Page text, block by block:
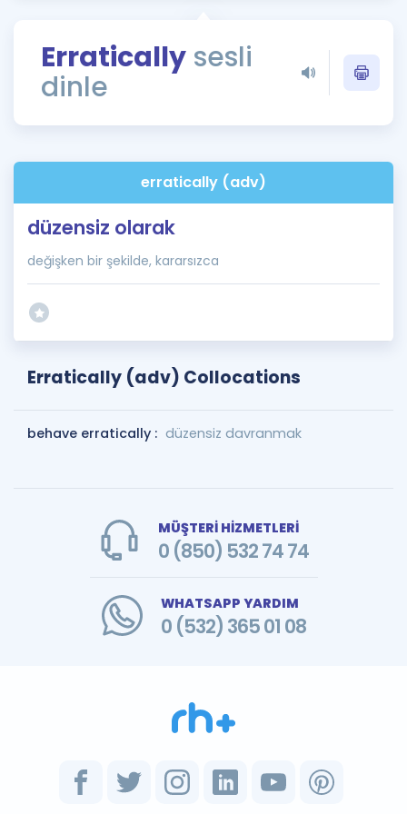
Rehberlik Aracı
ÖSYM Sınav Takvimi
İngilizce Gramer
Erratically sesli
dinle
erratically (adv)
düzensiz olarak
değişken bir şekilde, kararsızca
Erratically (adv) Collocations
behave erratically : düzensiz davranmak
MÜŞTERİ HİZMETLERİ
0 (850) 532 74 74
WHATSAPP YARDIM
0 (532) 365 01 08